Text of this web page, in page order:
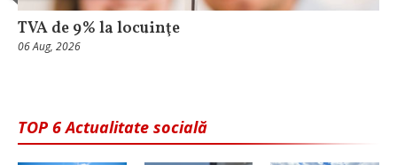
TVA de 9% la locuinţe
06 Aug, 2026
TOP 6 Actualitate socială